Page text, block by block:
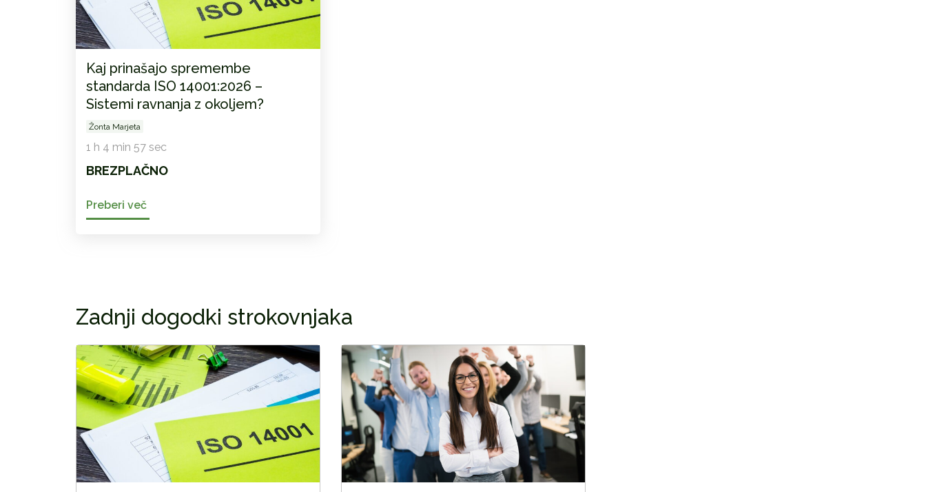
Kaj prinašajo spremembe
standarda ISO 14001:2026 –
Sistemi ravnanja z okoljem?
Žonta Marjeta
1 h 4 min 57 sec
BREZPLAČNO
Preberi več
Zadnji dogodki strokovnjaka